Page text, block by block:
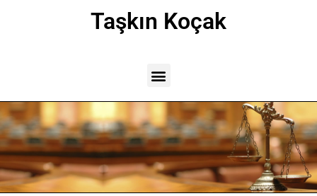
Taşkın Koçak